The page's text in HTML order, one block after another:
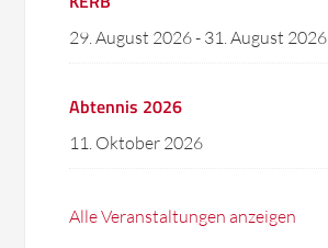
29. August 2026- 31. August 2026
Abtennis 2026
11. Oktober 2026
Alle Veranstaltungen anzeigen